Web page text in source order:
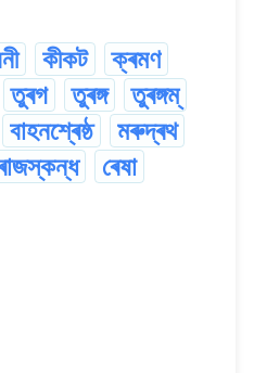
কীকট
ক্ৰমণ
তুৰগ তুৰঙ্গ
তুৰঙ্গম্
বাহনশ্ৰেষ্ঠ
মৰুদ্ৰথ
ৰেষা